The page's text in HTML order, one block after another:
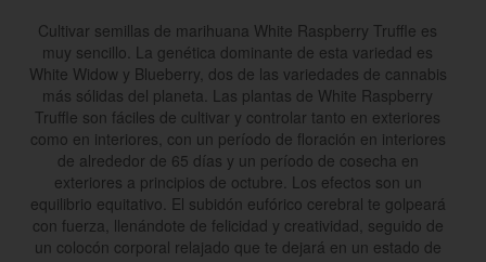
Cultivar semillas de marihuana White Raspberry Truffle es
muy sencillo. La genética dominante de esta variedad es
White Widow y Blueberry, dos de las variedades de cannabis
más sólidas del planeta. Las plantas de White Raspberry
Truffle son fáciles de cultivar y controlar tanto en exteriores
como en interiores, con un período de floración en interiores
de alrededor de 65 días y un período de cosecha en
exteriores a principios de octubre. Los efectos son un
equilibrio equitativo. El subidón eufórico cerebral te golpeará
con fuerza, llenándote de felicidad y creatividad, seguido de
un colocón corporal relajado que te dejará en un estado de